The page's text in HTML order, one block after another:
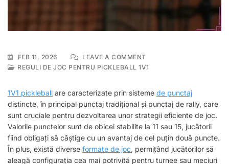
FEB 11, 2026 LEAVE A COMMENTON
1V1
DE
PUNCTAJ,
VALORI
ALE
PUNCTELOR,
FORMATE
DE
REGULI DE JOC PENTRU PICKLEBALL 1V1
1V1 pickleball are caracterizate prin sisteme de punctaj
distincte, în principal punctaj tradițional și punctaj de rally, care
sunt cruciale pentru dezvoltarea unor strategii eficiente de joc.
Valorile punctelor sunt de obicei stabilite la 11 sau 15, jucătorii
fiind obligați să câștige cu un avantaj de cel puțin două puncte.
În plus, există diverse formate de joc, permițând jucătorilor să
aleagă configurația cea mai potrivită pentru turnee sau meciuri